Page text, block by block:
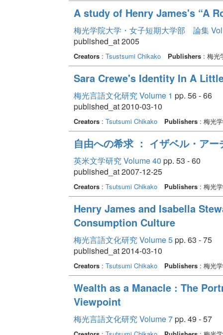
A study of Henry James's “A
梅光学院大学・女子短期大学部 論集
published_at 2005
Creators: Tsustsumi Chikako Publishers: 梅光
Sara Crewe's Identity In A
梅光言語文化研究 Volume 1 pp. 56 - 66
published_at 2010-03-10
Creators: Tsutsumi Chikako Publishers: 梅光学
自由への希求 ： イザベル・ア
英米文学研究 Volume 40 pp. 53 - 60
published_at 2007-12-25
Creators: Tsutsumi Chikako Publishers: 梅光
Henry James and Isabella
Consumption Culture
梅光言語文化研究 Volume 5pp. 63 - 75
published_at 2014-03-10
Creators: Tsutsumi Chikako Publishers: 梅光学
Wealth as a Manacle : The
Viewpoint
梅光言語文化研究 Volume 7pp. 49 - 57